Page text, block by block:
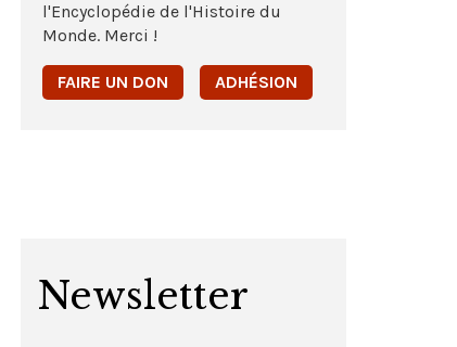
l'Encyclopédie de l'Histoire du
Monde. Merci !
FAIRE UN DON ADHÉSION
Newsletter